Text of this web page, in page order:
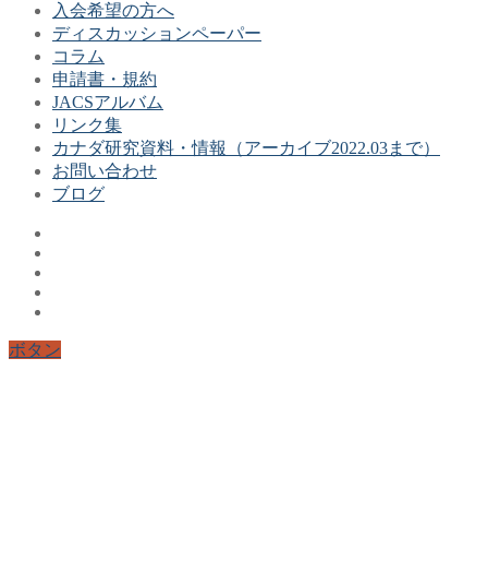
入会希望の方へ
ディスカッションペーパー
コラム
申請書・規約
JACSアルバム
リンク集
カナダ研究資料・情報（アーカイブ2022.03まで）
お問い合わせ
ブログ
ボタン